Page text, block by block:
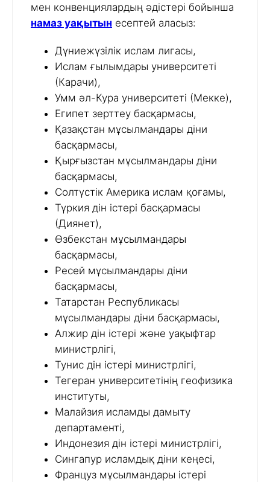
мен конвенциялардың әдістері бойынша
намаз уақытын есептей аласыз:
Дүниежүзілік ислам лигасы,
Ислам ғылымдары университеті
(Карачи),
Умм әл-Кура университеті (Мекке),
Египет зерттеу басқармасы,
Қазақстан мұсылмандары діни
басқармасы,
Қырғызстан мұсылмандары діни
басқармасы,
Солтүстік Америка ислам қоғамы,
Түркия дін істері басқармасы
(Диянет),
Өзбекстан мұсылмандары
басқармасы,
Ресей мұсылмандары діни
басқармасы,
Татарстан Республикасы
мұсылмандары діни басқармасы,
Алжир дін істері және уақыфтар
министрлігі,
Тунис дін істері министрлігі,
Тегеран университетінің геофизика
институты,
Малайзия исламды дамыту
департаменті,
Индонезия дін істері министрлігі,
Сингапур исламдық діни кеңесі,
Француз мұсылмандары істері